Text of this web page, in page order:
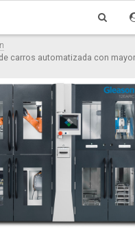
carros automatizada con